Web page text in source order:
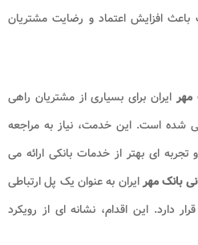
افزایش اعتماد و رضایت مشتریان
مهر ایران برای بسیاری از مشتریان راهی
شده است. این خدمت، نیاز به مراجعه
ای بهتر از خدمات بانکی ارائه می
بانک مهرایران به عنوان یک پل ارتباطی
دارد. این اقدام، نشانه ای از رویکرد